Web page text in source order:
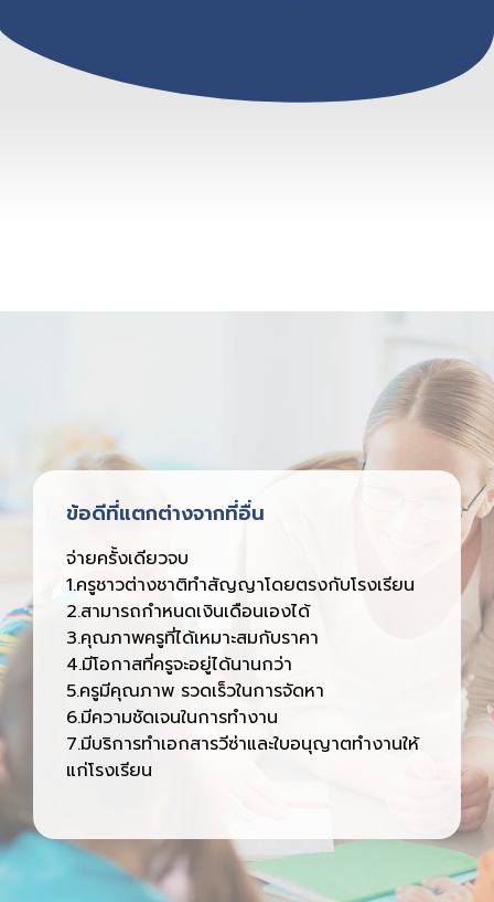
ข้อดีที่แตกต่างจากที่อื่น
จ่ายครั้งเดียวจบ
1.ครูชาวต่างชาติทำสัญญาโดยตรงกับโรงเรียน
2.สามารถกำหนดเงินเดือนเองได้
3.คุณภาพครูที่ได้เหมาะสมกับราคา
4.มีโอกาสที่ครูจะอยู่ได้นานกว่า
5.ครูมีคุณภาพ รวดเร็วในการจัดหา
6.มีความชัดเจนในการทำงาน
7.มีบริการทำเอกสารวีซ่าและใบอนุญาตทำงานให้
แก่โรงเรียน